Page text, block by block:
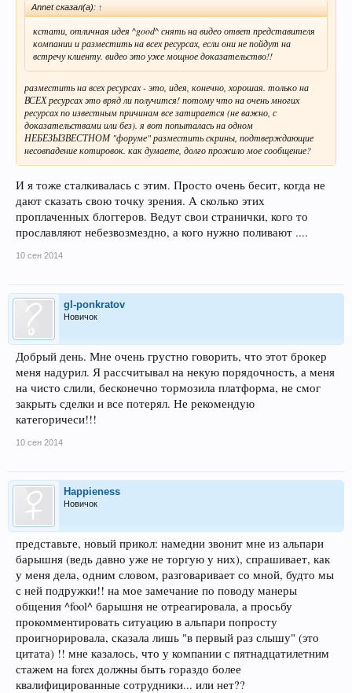
Annet сказал(а): ↑
кстати, отличная идея ^good^ снять на видео ответ представителя
компании и разместить на всех ресурсах, если они не пойдут на
встречу клиенту. видео это уже мощное доказательство!!
разместить на всех ресурсах - это, идея, конечно, хорошая. только на
ВСЕХ ресурсах это вряд ли получится! потому что на очень многих
ресурсах по известным причинам все затирается (не важно, с
доказательствами или без). я вот попыталась на одном
НЕБЕЗЫЗВЕСТНОМ "форуме" разместить скрины, подтверждающие
несовпадение котировок. как думаете, долго прожило мое сообщение?
И я тоже сталкивалась с этим. Просто очень бесит, когда не
дают сказать свою точку зрения. А сколько этих
проплаченных блоггеров. Ведут свои странички, кого то
прославляют небезвозмездно, а кого нужно поливают ....
10 сен 2014
gl-ponkratov
Новичок
Добрый день. Мне очень грустно говорить, что этот брокер
меня надурил. Я рассчитывал на некую порядочность, а меня
на чисто слили, бесконечно тормозила платформа, не смог
закрыть сделки и все потерял. Не рекомендую
категоричеси!!!
10 сен 2014
Happieness
Новичок
представьте, новый прикол: намедни звонит мне из альпари
барышня (ведь давно уже не торгую у них), спрашивает, как
у меня дела, одним словом, разговаривает со мной, будто мы
с ней подружки!! на мое замечание по поводу манеры
общения ^fool^ барышня не отреагировала, а просьбу
прокомментировать ситуацию в альпари попросту
проигнорировала, сказала лишь "в первый раз слышу" (это
цитата) !! мне казалось, что у компании с пятнадцатилетним
стажем на forex должны быть гораздо более
квалифицированные сотрудники... или нет??